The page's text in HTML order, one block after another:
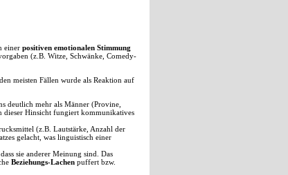
einer positiven emotionalen Stimmung
(z.B. Witze, Schwänke, Comedy-
meisten Fällen wurde als Reaktion auf
deutlich mehr als Männer (Provine,
dieser Hinsicht fungiert kommunikatives
(z.B. Lautstärke, Anzahl der
gelacht, was linguistisch einer
sie anderer Meinung sind. Das
Beziehungs-Lachen puffert bzw.